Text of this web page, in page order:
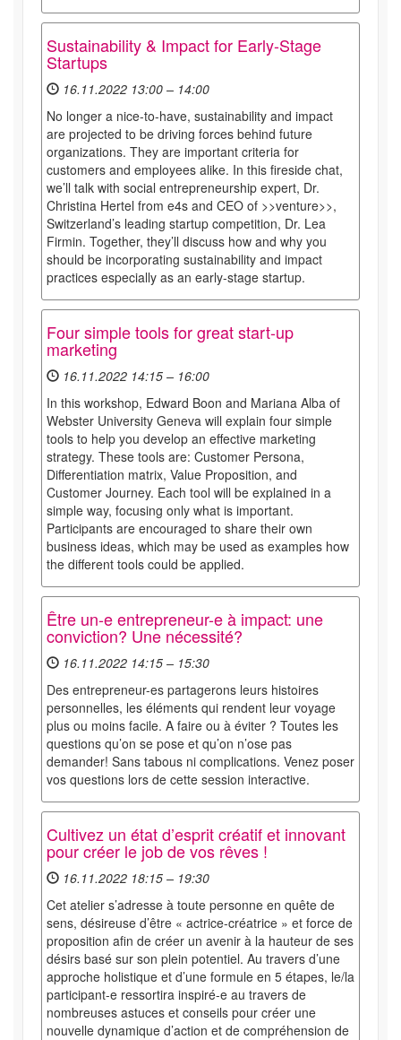
Sustainability & Impact for Early-Stage
Startups
16.11.2022 13:00 – 14:00
No longer a nice-to-have, sustainability and impact
are projected to be driving forces behind future
organizations. They are important criteria for
customers and employees alike. In this fireside chat,
we’ll talk with social entrepreneurship expert, Dr.
Christina Hertel from e4s and CEO of >>venture>>,
Switzerland’s leading startup competition, Dr. Lea
Firmin. Together, they’ll discuss how and why you
should be incorporating sustainability and impact
practices especially as an early-stage startup.
Four simple tools for great start-up
marketing
16.11.2022 14:15 – 16:00
In this workshop, Edward Boon and Mariana Alba of
Webster University Geneva will explain four simple
tools to help you develop an effective marketing
strategy. These tools are: Customer Persona,
Differentiation matrix, Value Proposition, and
Customer Journey. Each tool will be explained in a
simple way, focusing only what is important.
Participants are encouraged to share their own
business ideas, which may be used as examples how
the different tools could be applied.
Être un-e entrepreneur-e à impact: une
conviction? Une nécessité?
16.11.2022 14:15 – 15:30
Des entrepreneur-es partagerons leurs histoires
personnelles, les éléments qui rendent leur voyage
plus ou moins facile. A faire ou à éviter ? Toutes les
questions qu’on se pose et qu’on n’ose pas
demander! Sans tabous ni complications. Venez poser
vos questions lors de cette session interactive.
Cultivez un état d’esprit créatif et innovant
pour créer le job de vos rêves !
16.11.2022 18:15 – 19:30
Cet atelier s’adresse à toute personne en quête de
sens, désireuse d’être « actrice-créatrice » et force de
proposition afin de créer un avenir à la hauteur de ses
désirs basé sur son plein potentiel. Au travers d’une
approche holistique et d’une formule en 5 étapes, le/la
participant-e ressortira inspiré-e au travers de
nombreuses astuces et conseils pour créer une
nouvelle dynamique d’action et de compréhension de